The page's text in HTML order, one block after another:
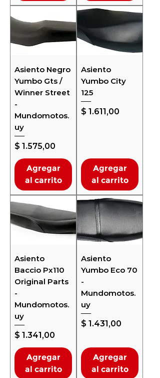
Asiento Negro
Yumbo Gts /
Winner Street
-
Mundomotos.
uy
Precio
$ 1.575,00
Agregar
al carrito
Asiento
Yumbo City
125
Precio
$ 1.611,00
Agregar
al carrito
Asiento
Baccio Px110
Original Parts
-
Mundomotos.
uy
Precio
$ 1.341,00
Agregar
al carrito
Asiento
Yumbo Eco 70
-
Mundomotos.
uy
Precio
$ 1.431,00
Agregar
al carrito